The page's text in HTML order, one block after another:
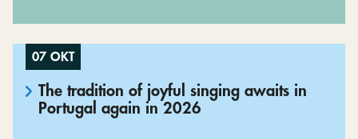
07 OKT
The tradition of joyful singing awaits in
Portugal again in 2026